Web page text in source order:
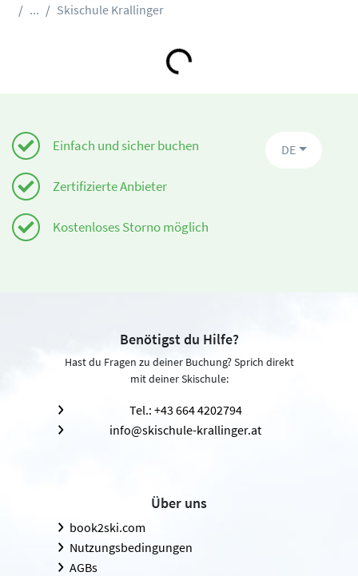
... Skischule Krallinger
Loading...
Einfach und sicher buchen
Zertifizierte Anbieter
Kostenloses Storno möglich
DE
Benötigst du Hilfe?
Hast du Fragen zu deiner Buchung? Sprich direkt
mit deiner Skischule:
Tel.: +43 664 4202794
info@skischule-krallinger.at
Über uns
book2ski.com
Nutzungsbedingungen
AGBs